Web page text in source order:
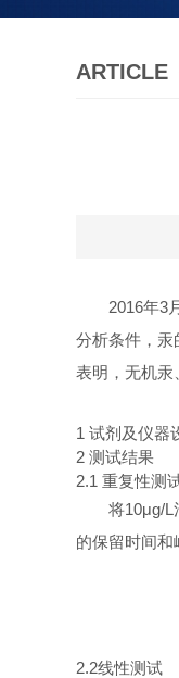
ARTICLE
2016年3
分析条件，汞
表明，无机汞
1 试剂及仪器
2 测试结果
2.1 重复性测
将10μg/L
的保留时间
2.2线性测试